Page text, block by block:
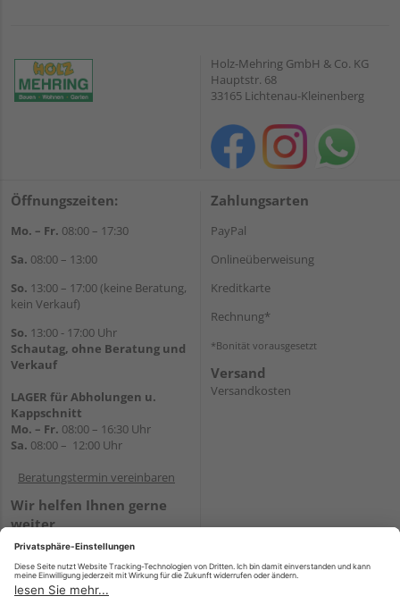
Holz-Mehring GmbH & Co. KG
Hauptstr. 68
33165 Lichtenau-Kleinenberg
Öffnungszeiten:
Mo. – Fr. 08:00 – 17:30
Sa. 08:00 – 13:00
So. 13:00 – 17:00 (keine Beratung,
kein Verkauf)
So. 13:00 - 17:00 Uhr
Schautag, ohne Beratung und
Verkauf
LAGER für Abholungen u.
Kappschnitt
Mo. – Fr. 08:00 – 16:30 Uhr
Sa. 08:00 – 12:00 Uhr
Beratungstermin vereinbaren
Wir helfen Ihnen gerne
weiter
Tel.:+49 5647 94660
WhatsApp
Zahlungsarten
PayPal
Onlineüberweisung
Kreditkarte
Rechnung*
*Bonität vorausgesetzt
Versand
Versandkosten